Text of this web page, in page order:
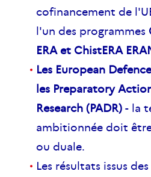
cofinancement de
l'un des programmes
ERA et ChistERA
Les European
les Preparatory
Research (PADR) - la
ambitionnée doit
ou duale.
Les résultats issus